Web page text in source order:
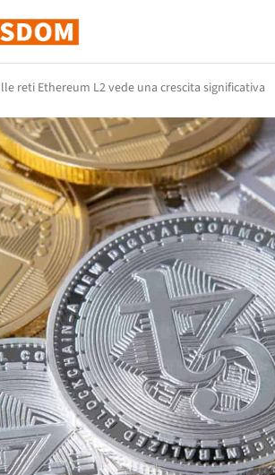
reti Ethereum L2 vede una crescita significativa